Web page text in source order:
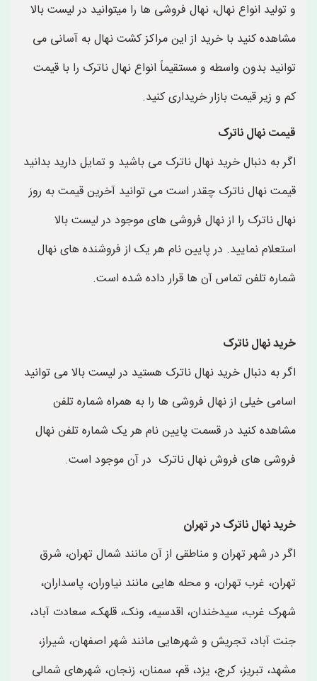
و تولید انواع نهال، نهال فروشی ها را میتوانید در لیست بالا
مشاهده کنید با خرید از این مراکز کشت نهال به آسانی می
توانید بدون واسطه و مستقیماً انواع نهال ناترک را با قیمت
کم و زیر قیمت بازار خریداری کنید.
قیمت نهال ناترک
اگر به دنبال خرید نهال ناترک می باشید و تمایل دارید بدانید
قیمت نهال ناترک چقدر است می توانید آخرین قیمت به روز
نهال ناترک را از نهال فروشی های موجود در لیست بالا
استعلام نمایید. در پایین نام هر یک از فروشنده های نهال
شماره تلفن تماس آن ها قرار داده شده است.
خرید نهال ناترک
اگر به دنبال خرید نهال ناترک هستید در لیست بالا می توانید
اسامی خیلی از نهال فروشی ها را به همراه شماره تلفن
مشاهده کنید در قسمت پایین نام هر یک شماره تلفن نهال
فروشی های فروش نهال ناترک در آن موجود است.
خرید نهال ناترک در تهران
اگر در شهر تهران و مناطقی از آن مانند شمال تهران، شرق
تهران، غرب تهران، و محله هایی مانند نیاوران، پاسداران،
شهرک غرب، سیدخندان، اقدسیه، ونک، قلهک، سعادت آباد،
جنت آباد، تجریش و شهرهایی مانند شهر اصفهان، شیراز،
مشهد، تبریز، کرج، یزد، قم، سمنان، زنجان، شهرهای شمالی